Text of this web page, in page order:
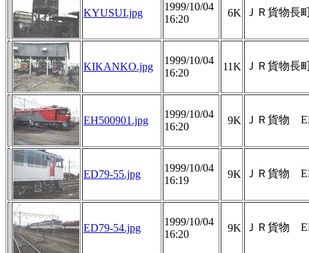
KYUSUI.jpg
1999/10/04
16:20
6K ＪＲ貨物
KIKANKO.jpg
1999/10/04
16:20
11K ＪＲ貨物
EH500901.jpg
1999/10/04
16:20
9K ＪＲ貨物
ED79-55.jpg
1999/10/04
16:19
9K ＪＲ貨物
ED79-54.jpg
1999/10/04
16:20
9K ＪＲ貨物